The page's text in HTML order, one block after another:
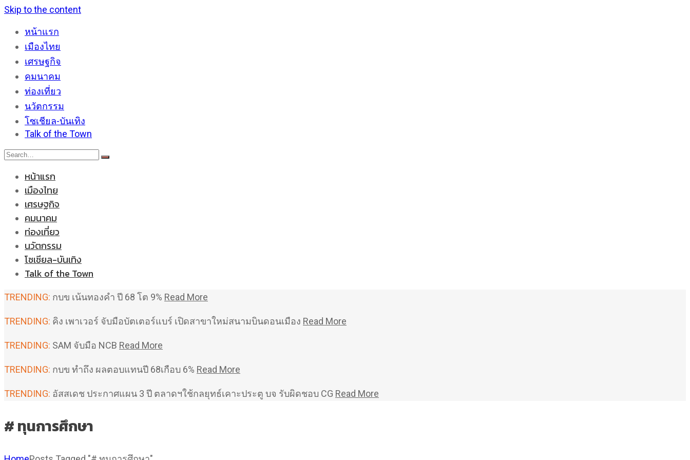
Skip to the content
หน้าแรก
เมืองไทย
เศรษฐกิจ
คมนาคม
ท่องเที่ยว
นวัตกรรม
โซเชียล-บันเทิง
Talk of the Town
หน้าแรก
เมืองไทย
เศรษฐกิจ
คมนาคม
ท่องเที่ยว
นวัตกรรม
โซเชียล-บันเทิง
Talk of the Town
TRENDING: กบข เน้นทองคำ ปี 68 โต 9% Read More
TRENDING: คิง เพาเวอร์ จับมือบัตเตอร์แบร์ เปิดสาขาใหม่สนามบินดอนเมือง Read More
TRENDING: SAM จับมือ NCB Read More
TRENDING: กบข ทำถึง ผลตอบแทนปี 68เกือบ 6% Read More
TRENDING: อัสสเดช ประกาศแผน 3 ปี ตลาดฯใช้กลยุทธ์เคาะประตู บจ รับผิดชอบ CG Read More
# ทุนการศึกษา